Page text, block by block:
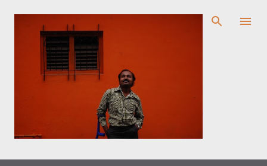
முதன்மை உள்ளடக்கத்திற்குச் செல்